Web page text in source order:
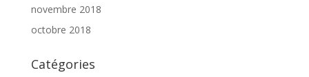
novembre 2018
octobre 2018
Catégories